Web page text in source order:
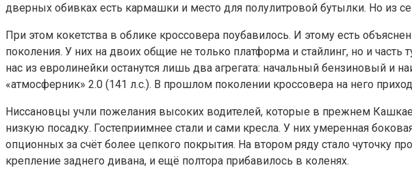
дверных обивках есть кармашки и место для полулитровой бутылки. Но из
При этом кокетства в облике кроссовера поубавилось. И этому есть
поколения. У них на двоих общие не только платформа и стайлинг, но и
нас из евролинейки останутся лишь два агрегата: начальный бензиновый
«атмосферник» 2.0 (141 л.с.). В прошлом поколении кроссовера на него
Ниссановцы учли пожелания высоких водителей, которые в прежнем
низкую посадку. Гостеприимнее стали и сами кресла. У них умеренная
опционных за счёт более цепкого покрытия. На втором ряду стало чуточку
крепление заднего дивана, и ещё полтора прибавилось в коленях.